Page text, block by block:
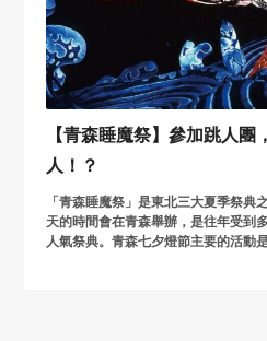
【青森睡魔祭】參加跳人
人！？
「青森睡魔祭」是東北三大夏季祭典
天的時間會在青森舉辦，是往年受到
人氣祭典。青森七夕燈節主要的活動
行，而最大的特徵則是在燈飾周圍有